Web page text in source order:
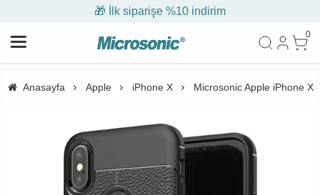
🎁 İlk siparişe %10 indirim
0
Anasayfa Apple iPhone X Microsonic Apple iPhone X